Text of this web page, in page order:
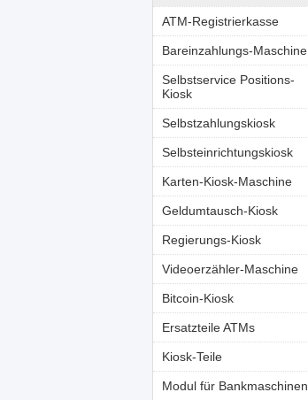
ATM-Registrierkasse
Bareinzahlungs-Maschine
Selbstservice Positions-
Kiosk
Selbstzahlungskiosk
Selbsteinrichtungskiosk
Karten-Kiosk-Maschine
Geldumtausch-Kiosk
Regierungs-Kiosk
Videoerzähler-Maschine
Bitcoin-Kiosk
Ersatzteile ATMs
Kiosk-Teile
Modul für Bankmaschinen